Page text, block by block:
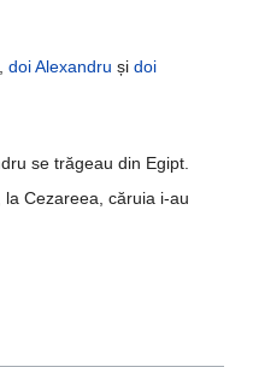
doi Alexandru și doi
se trăgeau din Egipt.
Cezareea, căruia i-au